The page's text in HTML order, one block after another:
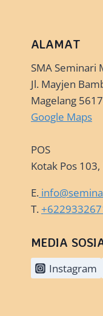
ALAMAT
SMA Seminari
Jl. Mayjen
Magelang
Google Maps
POS
Kotak Pos
E.
T.
MEDIA
Instagram